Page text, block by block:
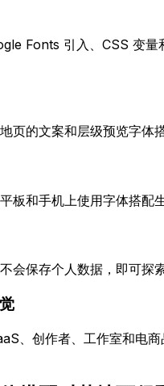
Fonts 引入、CSS 变量
页的文案和层级预览字体
板和手机上使用字体搭配生
会保存个人数据，即可探
、创作者、工作室和电